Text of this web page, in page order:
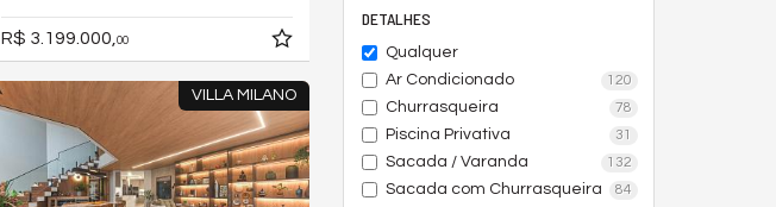
DETALHES
Qualquer
Ar Condicionado
120
Churrasqueira 78
Piscina Privativa 31
Sacada / Varanda 132
Sacada com Churrasqueira 84
R$ 3.199.000, 00
VILLA MILANO